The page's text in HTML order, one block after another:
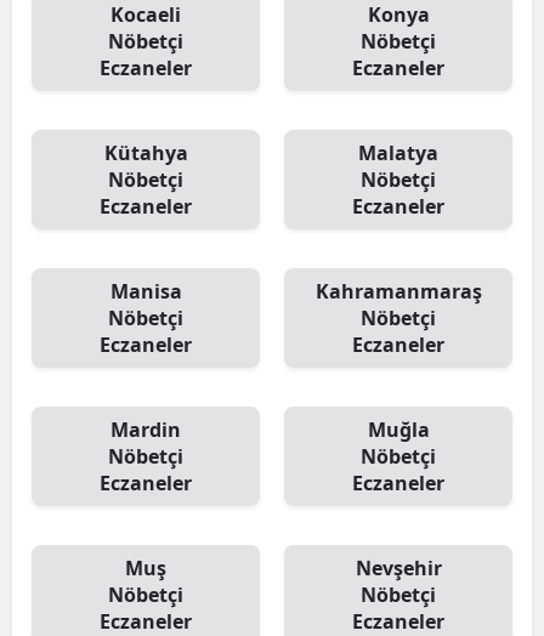
Kocaeli
Nöbetçi
Eczaneler
Konya
Nöbetçi
Eczaneler
Kütahya
Nöbetçi
Eczaneler
Malatya
Nöbetçi
Eczaneler
Manisa
Nöbetçi
Eczaneler
Kahramanmaraş
Nöbetçi
Eczaneler
Mardin
Nöbetçi
Eczaneler
Muğla
Nöbetçi
Eczaneler
Muş
Nöbetçi
Eczaneler
Nevşehir
Nöbetçi
Eczaneler